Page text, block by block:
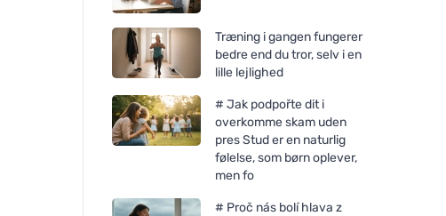
Træning i gangen fungerer
bedre end du tror, selv i en
lille lejlighed
# Jak podpořte dit i
overkomme skam uden
pres Stud er en naturlig
følelse, som børn oplever,
men fo
# Proč nás bolí hlava z